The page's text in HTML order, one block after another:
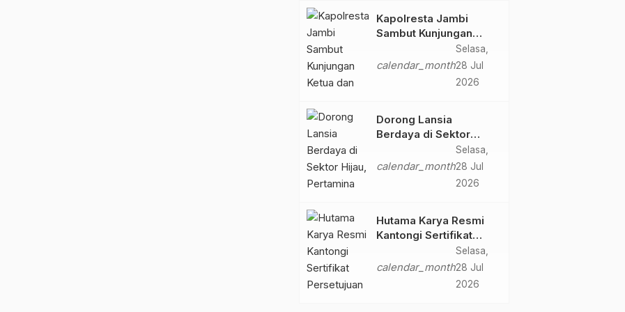
Gram Sabu
Kapolresta Jambi
Sambut Kunjungan
Ketua dan Pengurus
PWI Kota Jambi
Perkuat Sinergi dan
calendar_month
Selasa,
28 Jul
2026
Dorong Lansia
Berdaya di Sektor
Hijau, Pertamina EP
Jambi Gagas
Lansiapreneur Batik
calendar_month
Selasa,
28 Jul
2026
Hutama Karya Resmi
Kantongi Sertifikat
Persetujuan Laik
Fungsi Struktur
Jembatan Musi V Tol
calendar_month
Selasa,
28 Jul
2026